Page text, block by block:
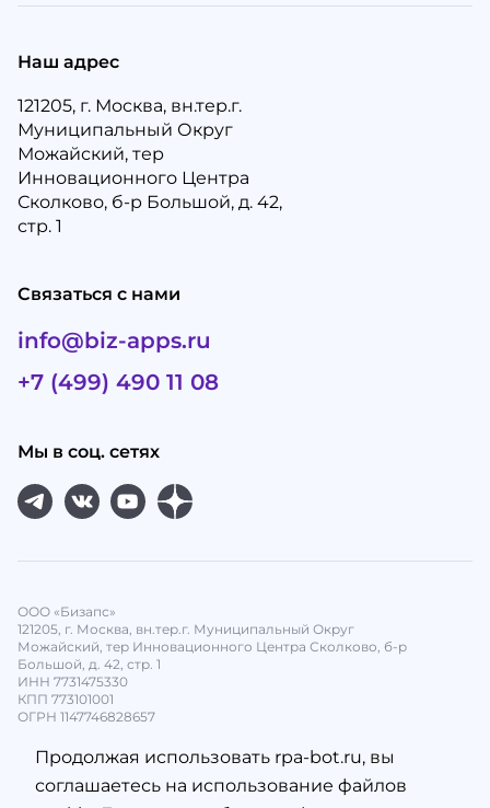
ООО «Бизапс»
121205, г. Москва, вн.тер.г. Муниципальный Округ
Можайский, тер Инновационного Центра Сколково, б-р
Большой, д. 42, стр. 1
ИНН 7731475330
КПП 773101001
ОГРН 1147746828657
Наш адрес
121205, г. Москва, вн.тер.г.
Муниципальный Округ
Можайский, тер
Инновационного Центра
Сколково, б-р Большой, д. 42,
стр. 1
Связаться с нами
info@biz-apps.ru
+7 (499) 490 11 08
Мы в соц. сетях
Продолжая использовать rpa-bot.ru, вы
соглашаетесь на использование файлов